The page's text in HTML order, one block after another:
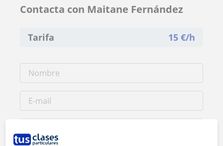
Contacta con Maitane Fernández
Tarifa 15 €/h